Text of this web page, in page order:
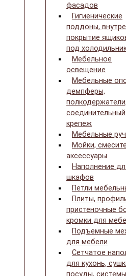
фасадов
Гигиенические
поддоны,
покрытие
под
Мебельное
освещение
Мебельные
демпферы,
полкодержатели,
соединительный
крепеж
Мебельные
Мойки,
аксессуары
Наполнение
шкафов
Петли
Плиты,
пристеночные
кромки для
Подъемные
для мебели
Сетчатое
для кухонь,
посуды, системы